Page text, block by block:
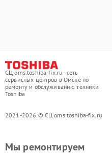
СЦ oms.toshiba-fix.ru - сеть
сервисных центров в Омске по
ремонту и обслуживанию техники
Toshiba
2021-2026 © СЦ oms.toshiba-fix.ru
Мы ремонтируем